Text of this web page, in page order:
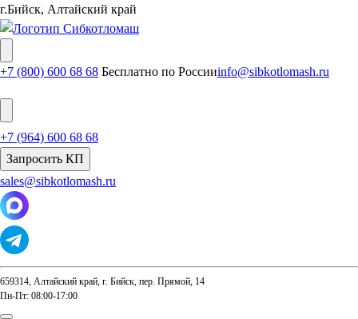
г.Бийск, Алтайский край
+7 (800) 600 68 68 Бесплатно по Россииinfo@sibkotlomash.ru
+7 (964) 600 68 68
Запросить КП
sales@sibkotlomash.ru
659314, Алтайский край, г. Бийск, пер. Прямой, 14
Пн-Пт: 08:00-17:00